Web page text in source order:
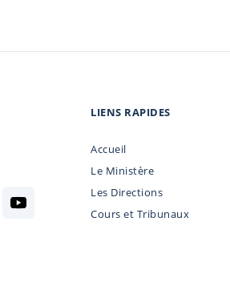
LIENS RAPIDES
Accueil
Le Ministère
Les Directions
Cours et Tribunaux